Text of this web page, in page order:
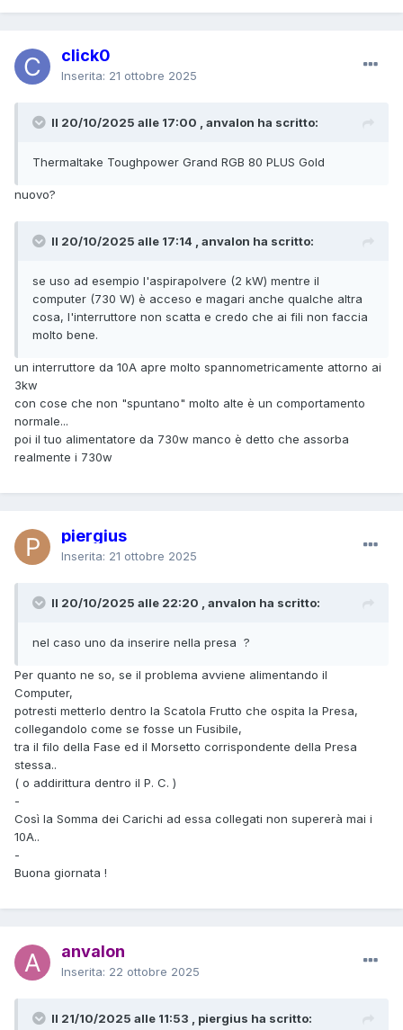
click0
Inserita: 21 ottobre 2025
Il 20/10/2025 alle 17:00 , anvalon ha scritto:
Thermaltake Toughpower Grand RGB 80 PLUS Gold
nuovo?
Il 20/10/2025 alle 17:14 , anvalon ha scritto:
se uso ad esempio l'aspirapolvere (2 kW) mentre il
computer (730 W) è acceso e magari anche qualche altra
cosa, l'interruttore non scatta e credo che ai fili non faccia
molto bene.
un interruttore da 10A apre molto spannometricamente attorno ai
3kw
con cose che non "spuntano" molto alte è un comportamento
normale...
poi il tuo alimentatore da 730w manco è detto che assorba
realmente i 730w
piergius
Inserita: 21 ottobre 2025
Il 20/10/2025 alle 22:20 , anvalon ha scritto:
nel caso uno da inserire nella presa ?
Per quanto ne so, se il problema avviene alimentando il
Computer,
potresti metterlo dentro la Scatola Frutto che ospita la Presa,
collegandolo come se fosse un Fusibile,
tra il filo della Fase ed il Morsetto corrispondente della Presa
stessa..
( o addirittura dentro il P. C. )
-
Così la Somma dei Carichi ad essa collegati non supererà mai i
10A..
-
Buona giornata !
anvalon
Inserita: 22 ottobre 2025
Il 21/10/2025 alle 11:53 , piergius ha scritto: